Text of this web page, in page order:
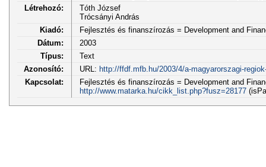
Létrehozó:
Tóth József
Trócsányi András
Kiadó:
Fejlesztés és finanszírozás = Development and
Dátum:
2003
Típus:
Text
Azonosító:
URL: http://ffdf.mfb.hu/2003/4/a-magyarorszagi-
Kapcsolat:
Fejlesztés és finanszírozás = Development and
http://www.matarka.hu/cikk_list.php?fusz=28177